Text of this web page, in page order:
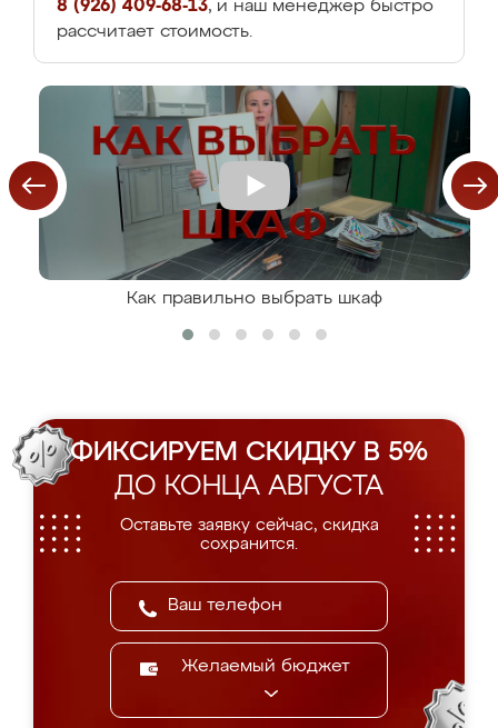
8 (926) 409-68-13, и наш менеджер быстро
рассчитает стоимость.
Как правильно выбрать шкаф
ФИКСИРУЕМ СКИДКУ В 5%
ДО КОНЦА АВГУСТА
Оставьте заявку сейчас, скидка
сохранится.
Желаемый бюджет